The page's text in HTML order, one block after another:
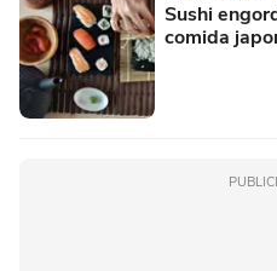
Sushi
comida